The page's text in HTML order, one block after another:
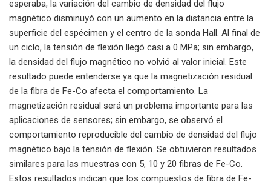
esperaba, la variación del cambio de densidad del flujo
magnético disminuyó con un aumento en la distancia entre la
superficie del espécimen y el centro de la sonda Hall. Al final de
un ciclo, la tensión de flexión llegó casi a 0 MPa; sin embargo,
la densidad del flujo magnético no volvió al valor inicial. Este
resultado puede entenderse ya que la magnetización residual
de la fibra de Fe-Co afecta el comportamiento. La
magnetización residual será un problema importante para las
aplicaciones de sensores; sin embargo, se observó el
comportamiento reproducible del cambio de densidad del flujo
magnético bajo la tensión de flexión. Se obtuvieron resultados
similares para las muestras con 5, 10 y 20 fibras de Fe-Co.
Estos resultados indican que los compuestos de fibra de Fe-